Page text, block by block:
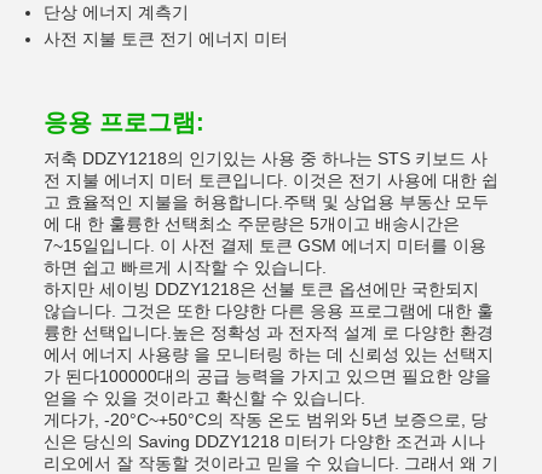
단상 에너지 계측기
사전 지불 토큰 전기 에너지 미터
응용 프로그램:
저축 DDZY1218의 인기있는 사용 중 하나는 STS 키보드 사
전 지불 에너지 미터 토큰입니다. 이것은 전기 사용에 대한 쉽
고 효율적인 지불을 허용합니다.주택 및 상업용 부동산 모두
에 대 한 훌륭한 선택최소 주문량은 5개이고 배송시간은
7~15일입니다. 이 사전 결제 토큰 GSM 에너지 미터를 이용
하면 쉽고 빠르게 시작할 수 있습니다.
하지만 세이빙 DDZY1218은 선불 토큰 옵션에만 국한되지
않습니다. 그것은 또한 다양한 다른 응용 프로그램에 대한 훌
륭한 선택입니다.높은 정확성 과 전자적 설계 로 다양한 환경
에서 에너지 사용량 을 모니터링 하는 데 신뢰성 있는 선택지
가 된다100000대의 공급 능력을 가지고 있으면 필요한 양을
얻을 수 있을 것이라고 확신할 수 있습니다.
게다가, -20°C~+50°C의 작동 온도 범위와 5년 보증으로, 당
신은 당신의 Saving DDZY1218 미터가 다양한 조건과 시나
리오에서 잘 작동할 것이라고 믿을 수 있습니다. 그래서 왜 기